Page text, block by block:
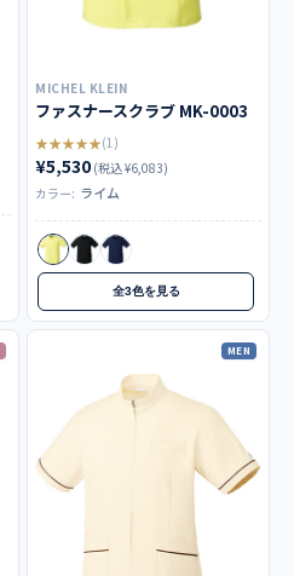
MICHEL KLEIN
ファスナースクラブ MK-0003
★★★★★(1)
¥5,530 (税込 ¥6,083)
カラー: ライム
全3色を見る
MEN